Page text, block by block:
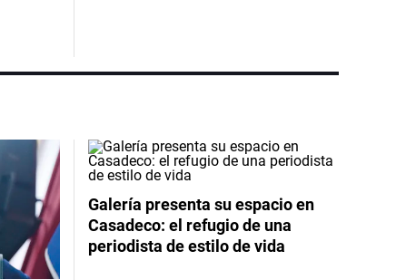
Galería presenta su espacio en
Casadeco: el refugio de una
periodista de estilo de vida